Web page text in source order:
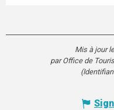
Mis à jour
par Office de